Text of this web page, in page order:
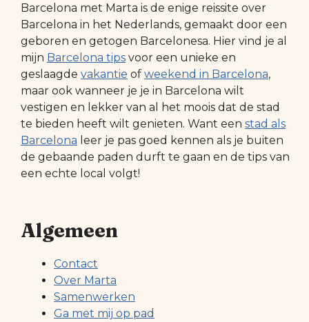
Barcelona met Marta is de enige reissite over
Barcelona in het Nederlands, gemaakt door een
geboren en getogen Barcelonesa. Hier vind je al
mijn Barcelona tips voor een unieke en
geslaagde vakantie of weekend in Barcelona,
maar ook wanneer je je in Barcelona wilt
vestigen en lekker van al het moois dat de stad
te bieden heeft wilt genieten. Want een stad als
Barcelona leer je pas goed kennen als je buiten
de gebaande paden durft te gaan en de tips van
een echte local volgt!
Algemeen
Contact
Over Marta
Samenwerken
Ga met mij op pad